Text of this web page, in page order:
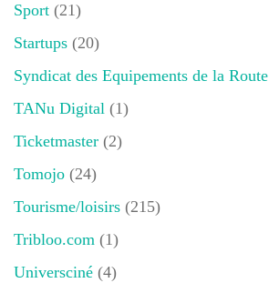
Sport (21)
Startups (20)
Syndicat des Equipements de la Route
TANu Digital (1)
Ticketmaster (2)
Tomojo (24)
Tourisme/loisirs (215)
Tribloo.com (1)
Universciné (4)